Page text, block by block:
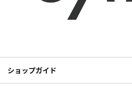
ショップガイド